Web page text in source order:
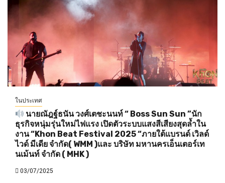
ในประเทศ
นายณัฎฐ์ธนัน วงศ์เตชะนนท์ “ Boss Sun Sun ”นัก
ธุรกิจหนุ่มรุ่นใหม่ไฟแรง เปิดตัวระบบแสงสีเสียงสุดล้ำใน
งาน “Khon Beat Festival 2025 “ภายใต้แบรนด์ เวิลด์
ไวด์ มีเดีย จำกัด( WMM )และ บริษัท มหานครเอ็นเตอร์เท
นเม้นท์ จำกัด ( MHK )
03/07/2025